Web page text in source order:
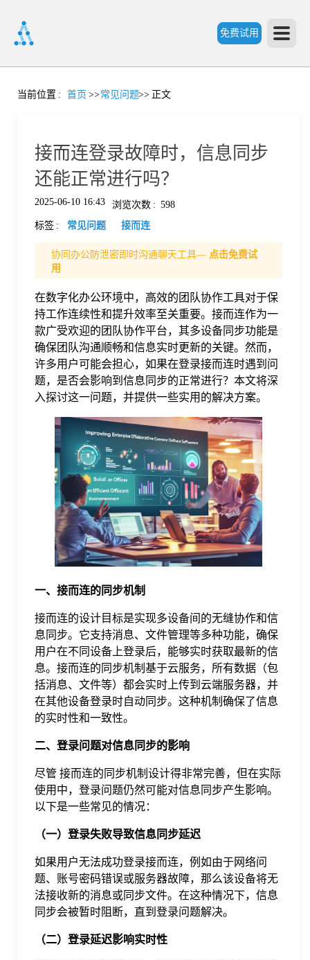
免费试用
首
价
格
当前位置 : 首页 >>常见问题>> 正文
接而连登录故障时，信息同步
还能正常进行吗？
2025-06-10 16:43 浏览次数 : 598
标签 : 常见问题 接而连
协同办公防泄密即时沟通聊天工具— 点击免费试
用
在数字化办公环境中，高效的团队协作工具对于保
持工作连续性和提升效率至关重要。接而连作为一
款广受欢迎的团队协作平台，其多设备同步功能是
确保团队沟通顺畅和信息实时更新的关键。然而，
许多用户可能会担心，如果在登录接而连时遇到问
题，是否会影响到信息同步的正常进行？本文将深
入探讨这一问题，并提供一些实用的解决方案。
一、接而连的同步机制
接而连的设计目标是实现多设备间的无缝协作和信
息同步。它支持消息、文件管理等多种功能，确保
用户在不同设备上登录后，能够实时获取最新的信
息。接而连的同步机制基于云服务，所有数据（包
括消息、文件等）都会实时上传到云端服务器，并
在其他设备登录时自动同步。这种机制确保了信息
的实时性和一致性。
二、登录问题对信息同步的影响
尽管 接而连的同步机制设计得非常完善，但在实际
使用中，登录问题仍然可能对信息同步产生影响。
以下是一些常见的情况：
（一）登录失败导致信息同步延迟
如果用户无法成功登录接而连，例如由于网络问
题、账号密码错误或服务器故障，那么该设备将无
法接收新的消息或同步文件。在这种情况下，信息
同步会被暂时阻断，直到登录问题解决。
（二）登录延迟影响实时性